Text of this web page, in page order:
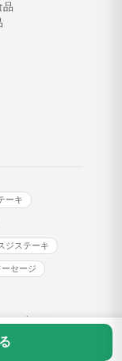
品
ーキ
ジステーキ
ーセージ
トブログ